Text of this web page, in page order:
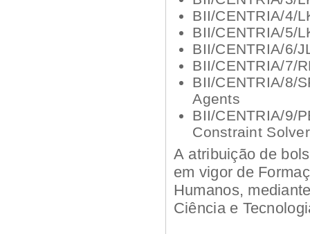
BII/CENTRIA/4/
BII/CENTRIA/5/
BII/CENTRIA/6/
BII/CENTRIA/7/
BII/CENTRIA/8/
Agents
BII/CENTRIA/9/
Constraint
A atribuição de
em vigor de
Humanos,
Ciência e